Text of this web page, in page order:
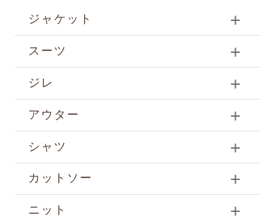
ジャケット
スーツ
ジレ
アウター
シャツ
カットソー
ニット